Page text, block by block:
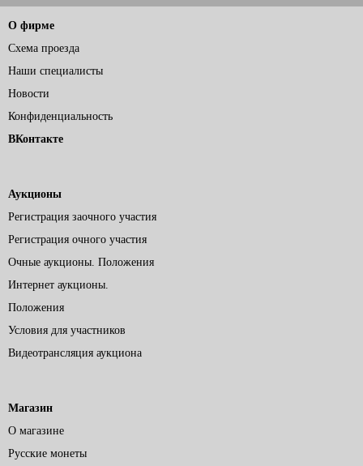
О фирме
Схема проезда
Наши специалисты
Новости
Конфиденциальность
ВКонтакте
Аукционы
Регистрация заочного участия
Регистрация очного участия
Очные аукционы. Положения
Интернет аукционы.
Положения
Условия для участников
Видеотрансляция аукциона
Магазин
О магазине
Русские монеты